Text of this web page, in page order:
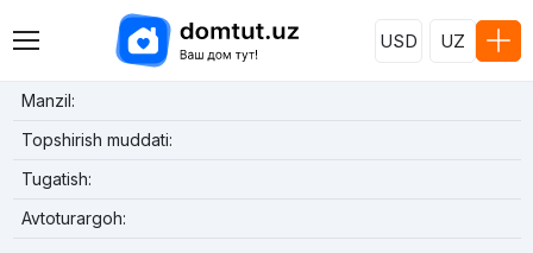
USD UZ
Manzil:
Topshirish muddati:
Tugatish:
Avtoturargoh: